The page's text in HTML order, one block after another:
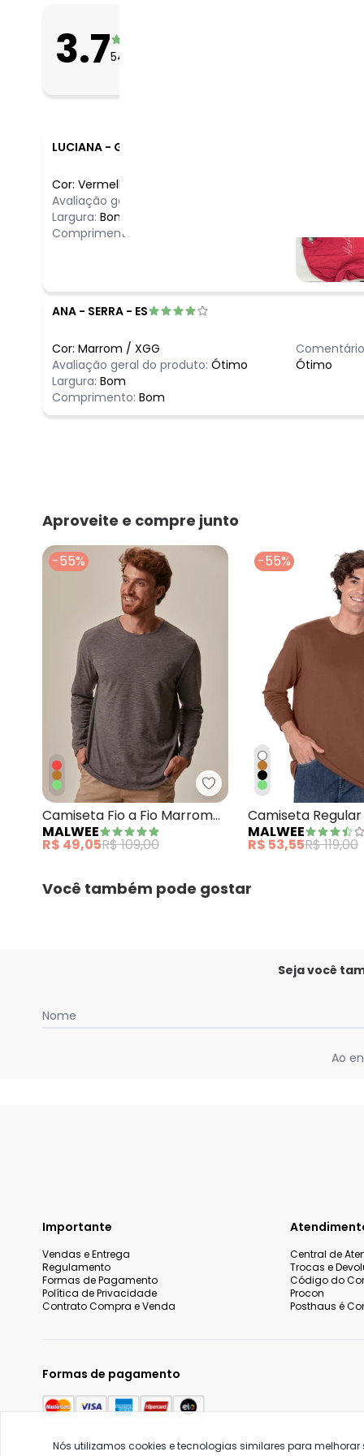
3.754
LUCIANA - GUARULHOS - SP
Cor: Vermelho
Avaliação geral do produto:
Largura: Bom
Comprimento:
ANA - SERRA - ES
Cor: Marrom / XGG
Avaliação geral do produto: Ótimo
Largura: Bom
Comprimento: Bom
Ótimo
Aproveite e compre junto
-55%
Malwee - Camiseta Fio
Camiseta Fio a Fio Marrom
Escuro
MALWEE
R$ 49,05R$ 109,00
-55%
Camiseta
Marrom
MALWEE
R$ 53,55R$ 119,00
Você também pode gostar
Seja você
Nome
Ao
Importante
Vendas e Entrega
Regulamento
Formas de Pagamento
Política de Privacidade
Contrato Compra e Venda
Central de
Trocas e
Código do
Procon
Posthaus é
Formas de pagamento
Nós utilizamos cookies e tecnologias similares para